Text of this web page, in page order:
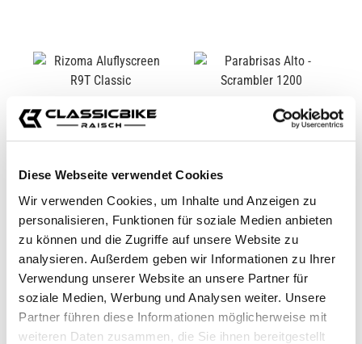
Diese Webseite verwendet Cookies
Wir verwenden Cookies, um Inhalte und Anzeigen zu
personalisieren, Funktionen für soziale Medien anbieten
zu können und die Zugriffe auf unsere Website zu
analysieren. Außerdem geben wir Informationen zu Ihrer
Verwendung unserer Website an unsere Partner für
soziale Medien, Werbung und Analysen weiter. Unsere
Partner führen diese Informationen möglicherweise mit
weiteren Daten zusammen, die Sie ihnen bereitgestellt
RIZOMA
ALUFLYSCREEN R9T
CLASSIC
Desde195,50 €*
PARABRISAS ALTO -
SCRAMBLER 1200
CB12482M
Desde309,95 €*